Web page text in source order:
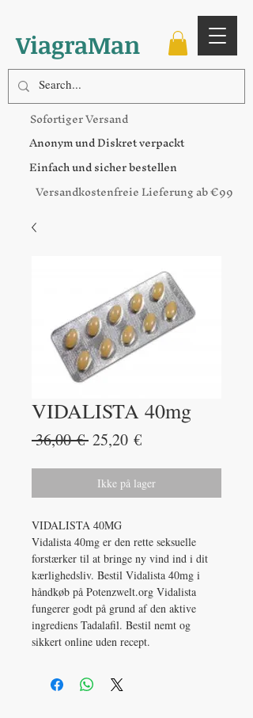
ViagraMan
Sofortiger Versand
Anonym und Diskret verpackt
Einfach und sicher bestellen
Versandkostenfreie Lieferung ab €99
VIDALISTA 40mg
36,00 € Regulær
25,20 €Salgspris
Ikke på lager
VIDALISTA 40MG
Vidalista 40mg er den rette seksuelle
forstærker til at bringe ny vind ind i dit
kærlighedsliv. Bestil Vidalista 40mg i
håndkøb på Potenzwelt.org Vidalista
fungerer godt på grund af den aktive
ingrediens Tadalafil. Bestil nemt og
sikkert online uden recept.